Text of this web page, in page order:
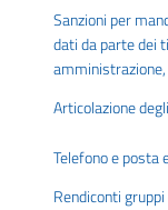
Sanzioni per
dati da parte dei
Articolazione
Telefono e posta
Rendiconti